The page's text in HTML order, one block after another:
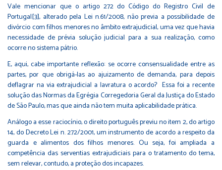
Vale mencionar que o artigo 272 do Código do Registro Civil de
Portugal[3], alterado pela Lei n.61/2008, não previa a possibilidade de
divórcio com filhos menores no âmbito extrajudicial, uma vez que havia
necessidade de prévia solução judicial para a sua realização, como
ocorre no sistema pátrio.
E, aqui, cabe importante reflexão: se ocorre consensualidade entre as
partes, por que obrigá-las ao ajuizamento de demanda, para depois
deflagrar na via extrajudicial a lavratura o acordo? Essa foi a recente
solução das Normas da Egrégia Corregedoria Geral da Justiça do Estado
de São Paulo, mas que ainda não tem muita aplicabilidade prática.
Análogo a esse raciocínio, o direito português previu no item 2, do artigo
14, do Decreto Lei n. 272/2001, um instrumento de acordo a respeito da
guarda e alimentos dos filhos menores. Ou seja, foi ampliada a
competência das serventias extrajudiciais para o tratamento do tema,
sem relevar, contudo, a proteção dos incapazes.